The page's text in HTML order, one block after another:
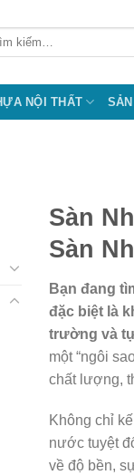
NỘI THẤT
Sàn
Sàn
Bạn đang
đặc biệt là
trường và
một “ngôi
chất lượng,
Không chỉ
nước tuyệt
về độ bền,